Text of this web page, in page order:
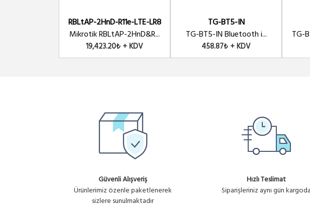
RBLtAP-2HnD-R11e-LTE-LR8
Mikrotik RBLtAP-2HnD&R...
19,423.20₺ + KDV
TG-BT5-IN
TG-BT5-IN Bluetooth i...
458.87₺ + KDV
TG-
Güvenli Alışveriş
Ürünlerimiz özenle paketlenerek
sizlere sunulmaktadır
Hızlı Teslimat
Siparişleriniz aynı gün kargoda